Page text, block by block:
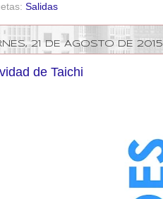
Salidas
21 DE AGOSTO DE 2015
de Taichi